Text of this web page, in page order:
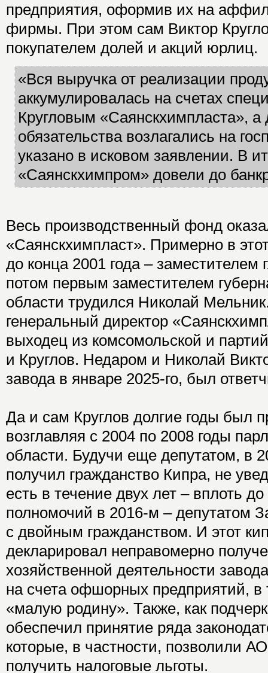
предприятия, оформив их на
фирмы. При этом сам Виктор
покупателем долей и акций юрлиц.
«Вся выручка от реализации
аккумулировалась на счетах
Кругловым «Саянскхимпласта», а
обязательства возлагались на
указано в исковом заявлении. В
«Саянскхимпром» довели до
Весь производственный фонд
«Саянскхимпласт». Примерно в
до конца 2001 года –
потом первым заместителем
области трудился Николай
генеральный директор
выходец из комсомольской и
и Круглов. Недаром и Николай
завода в январе 2025-го, был
Да и сам Круглов долгие годы был
возглавляя с 2004 по 2008 годы
области. Будучи еще депутатом, в
получил гражданство Кипра, не
есть в течение двух лет – вплоть
полномочий в 2016-м – депутатом
с двойным гражданством. И этот
декларировал неправомерно
хозяйственной деятельности
на счета офшорных предприятий,
«малую родину». Также, как
обеспечил принятие ряда
которые, в частности, позволили
получить налоговые льготы.